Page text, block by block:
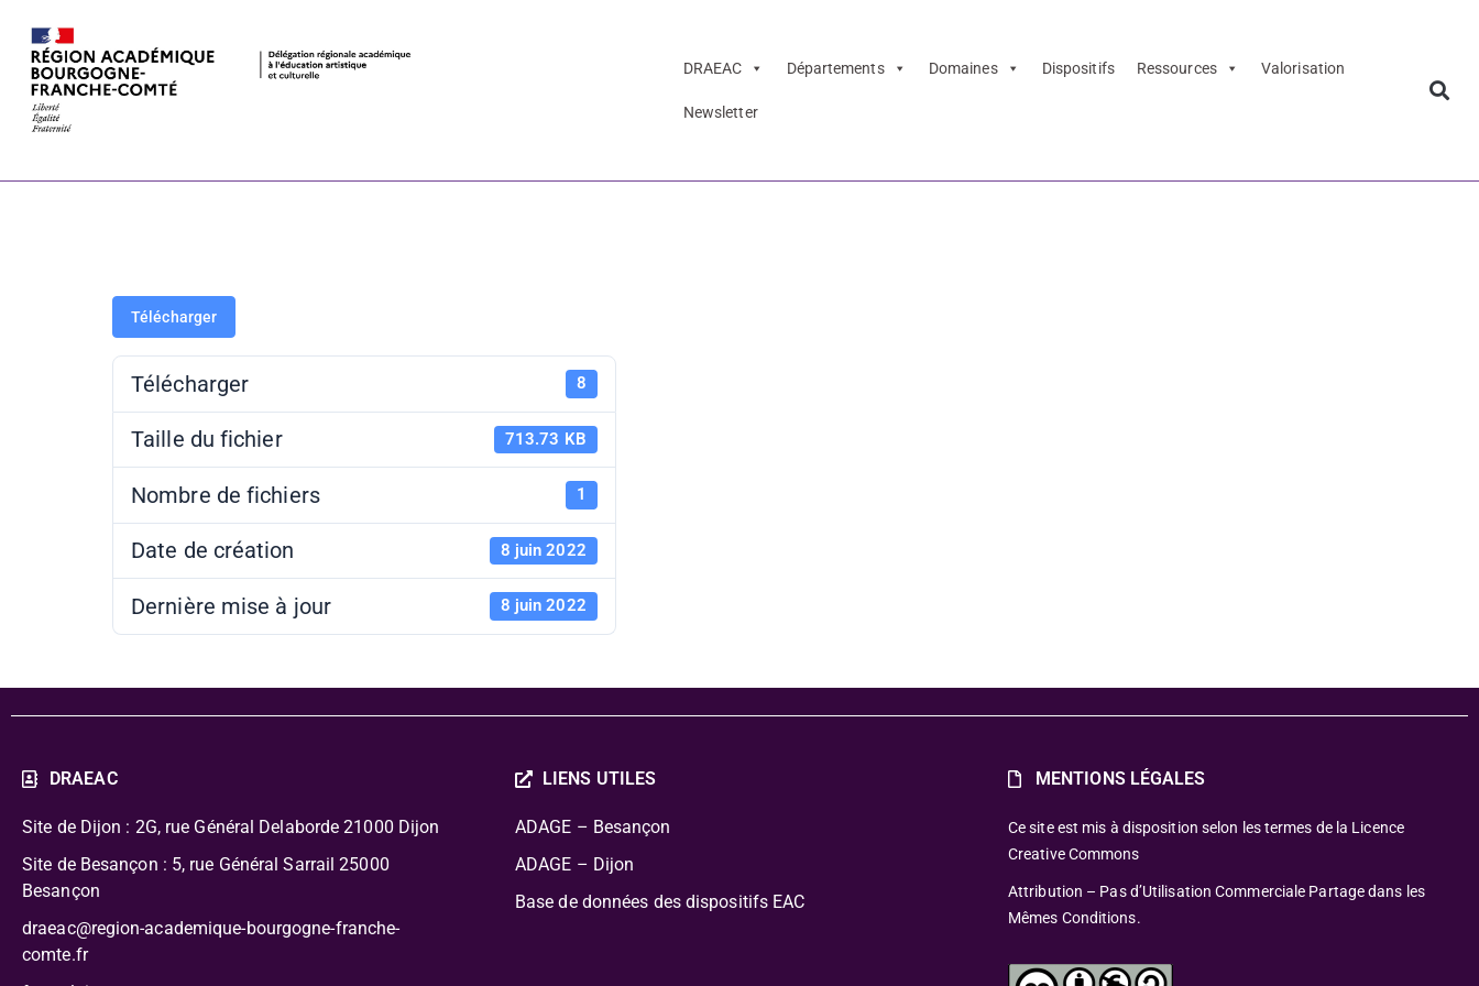
DRAEAC Départements Domaines Dispositifs Ressources Valorisation
Newsletter
Archéologie du futur – MuséoParc Alésia –
Télécharger
Télécharger 8
Taille du fichier 713.73 KB
Nombre de fichiers 1
Date de création 8 juin 2022
Dernière mise à jour 8 juin 2022
DRAEAC
Site de Dijon : 2G, rue Général Delaborde 21000 Dijon
Site de Besançon : 5, rue Général Sarrail 25000
Besançon
draeac@region-academique-bourgogne-franche-
comte.fr
LIENS UTILES
ADAGE – Besançon
ADAGE – Dijon
Base de données des dispositifs EAC
MENTIONS LÉGALES
Ce site est mis à disposition selon les termes de la Licence
Creative Commons
Attribution – Pas d’Utilisation Commerciale Partage dans les
Mêmes Conditions.